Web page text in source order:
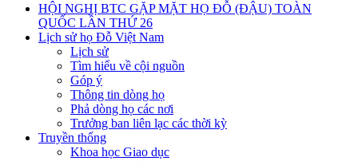
HỘI NGHỊ BTC GẶP MẶT HỌ ĐỖ (ĐẬU) TOÀN
QUỐC LẦN THỨ 26
Lịch sử họ Đỗ Việt Nam
Lịch sử
Tìm hiểu về cội nguồn
Góp ý
Thông tin dòng họ
Phả dòng họ các nơi
Trưởng ban liên lạc các thời kỳ
Truyền thống
Khoa học Giao dục